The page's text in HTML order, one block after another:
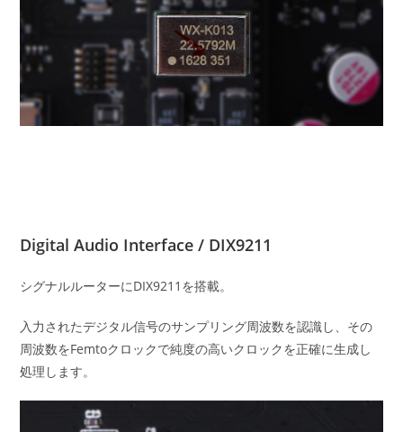
Digital Audio Interface / DIX9211
シグナルルーターにDIX9211を搭載。
入力されたデジタル信号のサンプリング周波数を認識し、その
周波数をFemtoクロックで純度の高いクロックを正確に生成し
処理します。